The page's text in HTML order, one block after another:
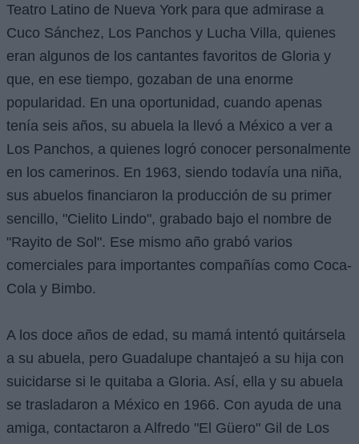
Teatro Latino de Nueva York para que admirase a
Cuco Sánchez, Los Panchos y Lucha Villa, quienes
eran algunos de los cantantes favoritos de Gloria y
que, en ese tiempo, gozaban de una enorme
popularidad. En una oportunidad, cuando apenas
tenía seis años, su abuela la llevó a México a ver a
Los Panchos, a quienes logró conocer personalmente
en los camerinos. En 1963, siendo todavía una niña,
sus abuelos financiaron la producción de su primer
sencillo, "Cielito Lindo", grabado bajo el nombre de
"Rayito de Sol". Ese mismo año grabó varios
comerciales para importantes compañías como Coca-
Cola y Bimbo.
A los doce años de edad, su mamá intentó quitársela
a su abuela, pero Guadalupe chantajeó a su hija con
suicidarse si le quitaba a Gloria. Así, ella y su abuela
se trasladaron a México en 1966. Con ayuda de una
amiga, contactaron a Alfredo "El Güero" Gil de Los